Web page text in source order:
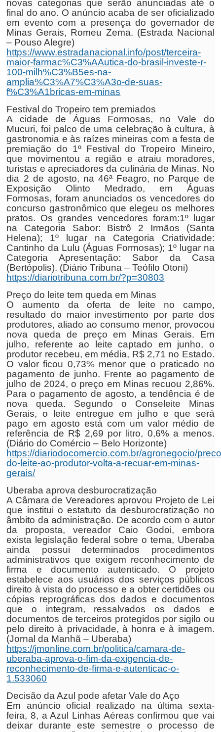
novas categorias que serão anunciadas até o
final do ano. O anúncio acaba de ser oficializado
em evento com a presença do governador de
Minas Gerais, Romeu Zema. (Estrada Nacional
– Pouso Alegre)
https://www.estradanacional.info/post/terceira-
maior-farmac%C3%AAutica-do-brasil-investe-r-
100-milh%C3%B5es-na-
amplia%C3%A7%C3%A3o-de-suas-
f%C3%A1bricas-em-minas
Festival do Tropeiro tem premiados
A cidade de Águas Formosas, no Vale do
Mucuri, foi palco de uma celebração à cultura, à
gastronomia e às raízes mineiras com a festa de
premiação do 1º Festival do Tropeiro Mineiro,
que movimentou a região e atraiu moradores,
turistas e apreciadores da culinária de Minas. No
dia 2 de agosto, na 46ª Feagro, no Parque de
Exposição Olinto Medrado, em Águas
Formosas, foram anunciados os vencedores do
concurso gastronômico que elegeu os melhores
pratos. Os grandes vencedores foram:1º lugar
na Categoria Sabor: Bistrô 2 Irmãos (Santa
Helena); 1º lugar na Categoria Criatividade:
Cantinho da Lulu (Águas Formosas); 1º lugar na
Categoria Apresentação: Sabor da Casa
(Bertópolis). (Diário Tribuna – Teófilo Otoni)
https://diariotribuna.com.br/?p=30803
Preço do leite tem queda em Minas
O aumento da oferta de leite no campo,
resultado do maior investimento por parte dos
produtores, aliado ao consumo menor, provocou
nova queda de preço em Minas Gerais. Em
julho, referente ao leite captado em junho, o
produtor recebeu, em média, R$ 2,71 no Estado.
O valor ficou 0,73% menor que o praticado no
pagamento de junho. Frente ao pagamento de
julho de 2024, o preço em Minas recuou 2,86%.
Para o pagamento de agosto, a tendência é de
nova queda. Segundo o Conseleite Minas
Gerais, o leite entregue em julho e que será
pago em agosto está com um valor médio de
referência de R$ 2,69 por litro, 0,6% a menos.
(Diário do Comércio – Belo Horizonte)
https://diariodocomercio.com.br/agronegocio/
do-leite-ao-produtor-volta-a-recuar-em-minas-
gerais/
Uberaba aprova desburocratização
A Câmara de Vereadores aprovou Projeto de Lei
que institui o estatuto da desburocratização no
âmbito da administração. De acordo com o autor
da proposta, vereador Caio Godoi, embora
exista legislação federal sobre o tema, Uberaba
ainda possui determinados procedimentos
administrativos que exigem reconhecimento de
firma e documento autenticado. O projeto
estabelece aos usuários dos serviços públicos
direito à vista do processo e a obter certidões ou
cópias reprográficas dos dados e documentos
que o integram, ressalvados os dados e
documentos de terceiros protegidos por sigilo ou
pelo direito à privacidade, à honra e à imagem.
(Jornal da Manhã – Uberaba)
https://jmonline.com.br/politica/camara-de-
uberaba-aprova-o-fim-da-exigencia-de-
reconhecimento-de-firma-e-autenticac-o-
1.533060
Decisão da Azul pode afetar Vale do Aço
Em anúncio oficial realizado na última sexta-
feira, 8, a Azul Linhas Aéreas confirmou que vai
deixar durante este semestre o processo de